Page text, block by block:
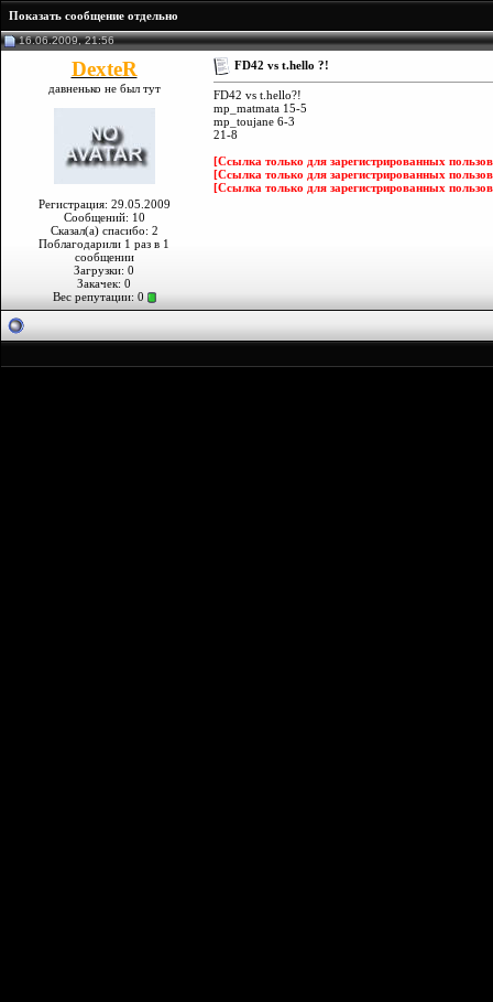
Показать сообщение отдельно
16.06.2009, 21:56
DexteR
давненько не был тут
Регистрация: 29.05.2009
Сообщений: 10
Сказал(а) спасибо: 2
Поблагодарили 1 раз в 1
сообщении
Загрузки: 0
Закачек: 0
Вес репутации: 0
FD42 vs t.hello ?!
FD42 vs t.hello?!
mp_matmata 15-5
mp_toujane 6-3
21-8
[Ссылка только для зарегистрированных
[Ссылка только для зарегистрированных
[Ссылка только для зарегистрированных